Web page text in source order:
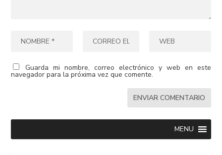
Guarda mi nombre, correo electrónico y web en este
navegador para la próxima vez que comente.
MENU